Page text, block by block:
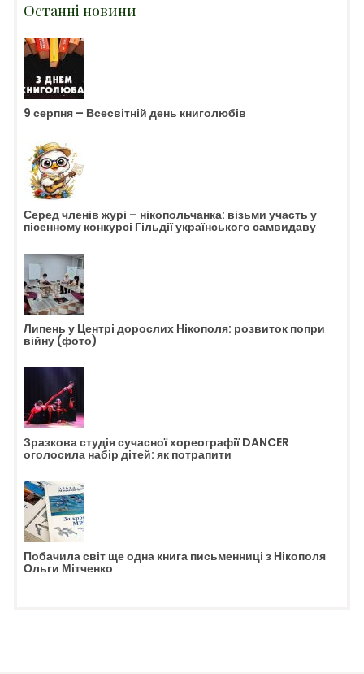
Останні новини
9 серпня – Всесвітній день книголюбів
Серед членів журі – нікопольчанка: візьми участь у
пісенному конкурсі Гільдії українського самвидаву
Липень у Центрі дорослих Нікополя: розвиток попри
війну (фото)
Зразкова студія сучасної хореографії DANCER
оголосила набір дітей: як потрапити
Побачила світ ще одна книга письменниці з Нікополя
Ольги Мітченко